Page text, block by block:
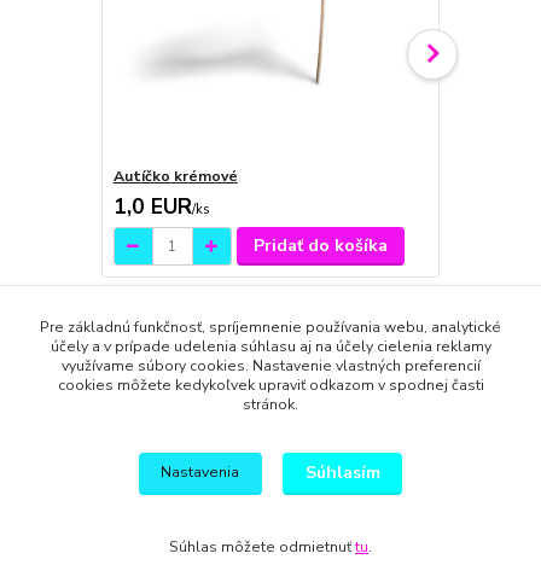
Autíčko krémové
1,0 EUR/ks
Pridať do košíka
Tovar zaradený v kategóriách
Pre základnú funkčnosť, spríjemnenie používania webu, analytické
účely a v prípade udelenia súhlasu aj na účely cielenia reklamy
využívame súbory cookies. Nastavenie vlastných preferencií
cookies môžete kedykoľvek upraviť odkazom v spodnej časti
stránok.
Nastavenia Súhlasím
Súhlas môžete odmietnuťtu.